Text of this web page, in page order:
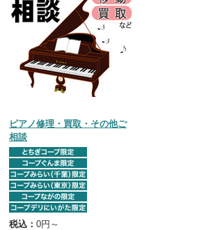
ピアノ修理・買取・その他ご
相談
税込： 0円～